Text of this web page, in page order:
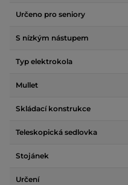
Určeno pro seniory
S nízkým nástupem
Typ elektrokola
Mullet
Skládací konstrukce
Teleskopická sedlovka
Stojánek
Určení